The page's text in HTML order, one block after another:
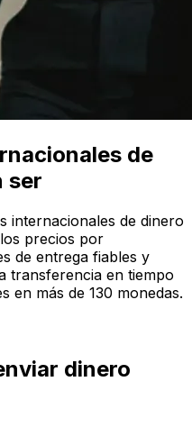
de
ser
internacionales de dinero
precios por
de entrega fiables y
transferencia en tiempo
en más de 130 monedas.
dinero